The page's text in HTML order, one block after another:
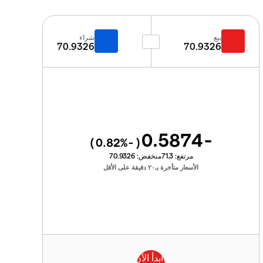
بيع
70.9326
شراء
70.9326
-0.5874
(
-0.82
%)
مرتفع:71.3منخفض:70.9326
الأسعار متأخرة بـ٢٠ دقيقة على الأقل